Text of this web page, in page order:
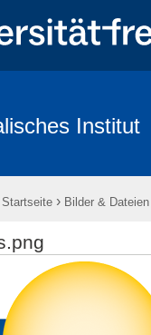
Institut
Startseite › Bilder & Dateien